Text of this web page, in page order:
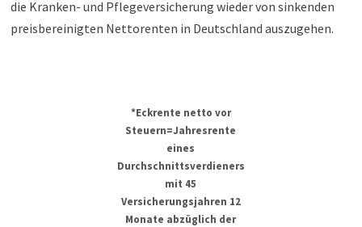
die Kranken- und Pflegeversicherung wieder von sinkenden
preisbereinigten Nettorenten in Deutschland auszugehen.
*Eckrente netto vor
Steuern=Jahresrente
eines
Durchschnittsverdieners
mit 45
Versicherungsjahren 12
Monate abzüglich der